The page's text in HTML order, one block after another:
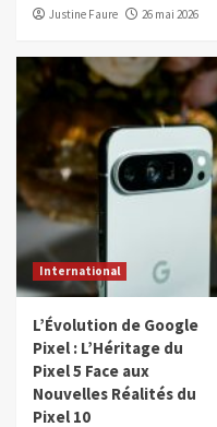
Justine Faure 26 mai 2026
International
L’Évolution de Google
Pixel : L’Héritage du
Pixel 5 Face aux
Nouvelles Réalités du
Pixel 10